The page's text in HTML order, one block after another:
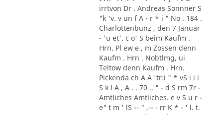
irrtvon Dr . Andreas Sonnner S
"k 'v. v un f A - r * i " No . 184 .
Charlottenbunz , den 7 Januar
- 'u et'. c o' S beim Kaufm .
Hrn. Pl ew e , m Zossen denn
Kaufm . Hrn . Nobtlmg, ui
Teltow denn Kaufm . Hrn.
Pickenda ch A A 'tr:i " * vS i i i
S k l A , A . . 70 .. " - d S rm 7r -
Amtliches Amtliches. e v S u r -
e" t m ' lS -- " ,-- - rr K * - ' l. t.